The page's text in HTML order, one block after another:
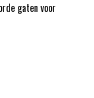
gaten voor